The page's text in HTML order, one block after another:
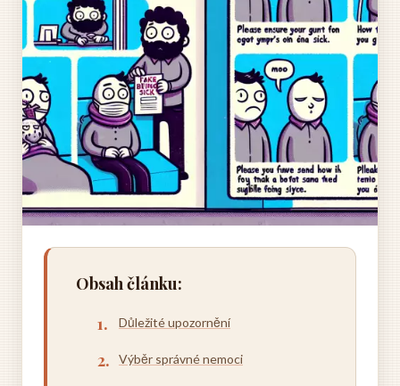
Obsah článku:
Důležité upozornění
Výběr správné nemoci